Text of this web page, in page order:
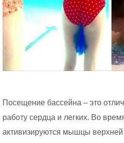
Посещение бассейна – это
работу сердца и легких. Во
активизируются мышцы верхней